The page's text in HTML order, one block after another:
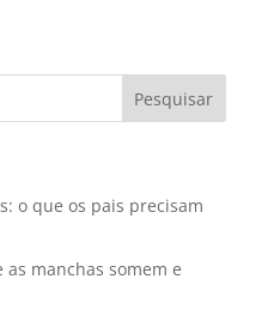
o que os pais precisam
manchas somem e